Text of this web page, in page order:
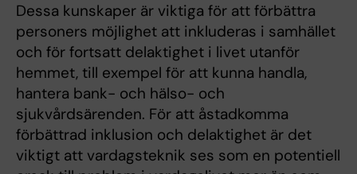
Dessa kunskaper är viktiga för att förbättra
personers möjlighet att inkluderas i samhället
och för fortsatt delaktighet i livet utanför
hemmet, till exempel för att kunna handla,
hantera bank- och hälso- och
sjukvårdsärenden. För att åstadkomma
förbättrad inklusion och delaktighet är det
viktigt att vardagsteknik ses som en potentiell